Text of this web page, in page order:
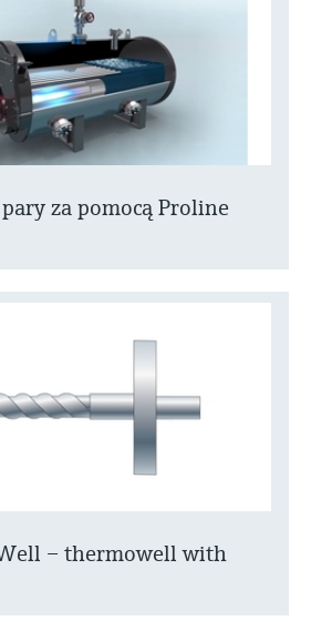
za pomocą Proline
– thermowell with